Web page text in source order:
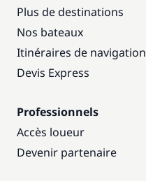
Plus de destinations
Nos bateaux
Itinéraires de navigation
Devis Express
Professionnels
Accès loueur
Devenir partenaire